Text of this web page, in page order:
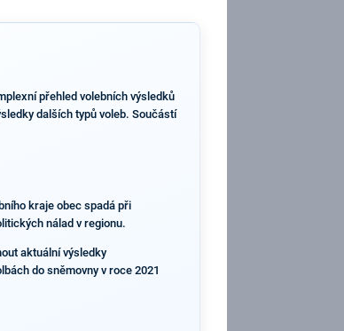
přehled volebních výsledků
dalších typů voleb. Součástí
kraje obec spadá při
nálad v regionu.
aktuální výsledky
do sněmovny v roce 2021